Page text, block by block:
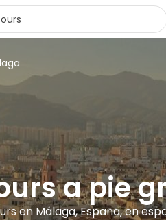
a pie
en Málaga, España, en